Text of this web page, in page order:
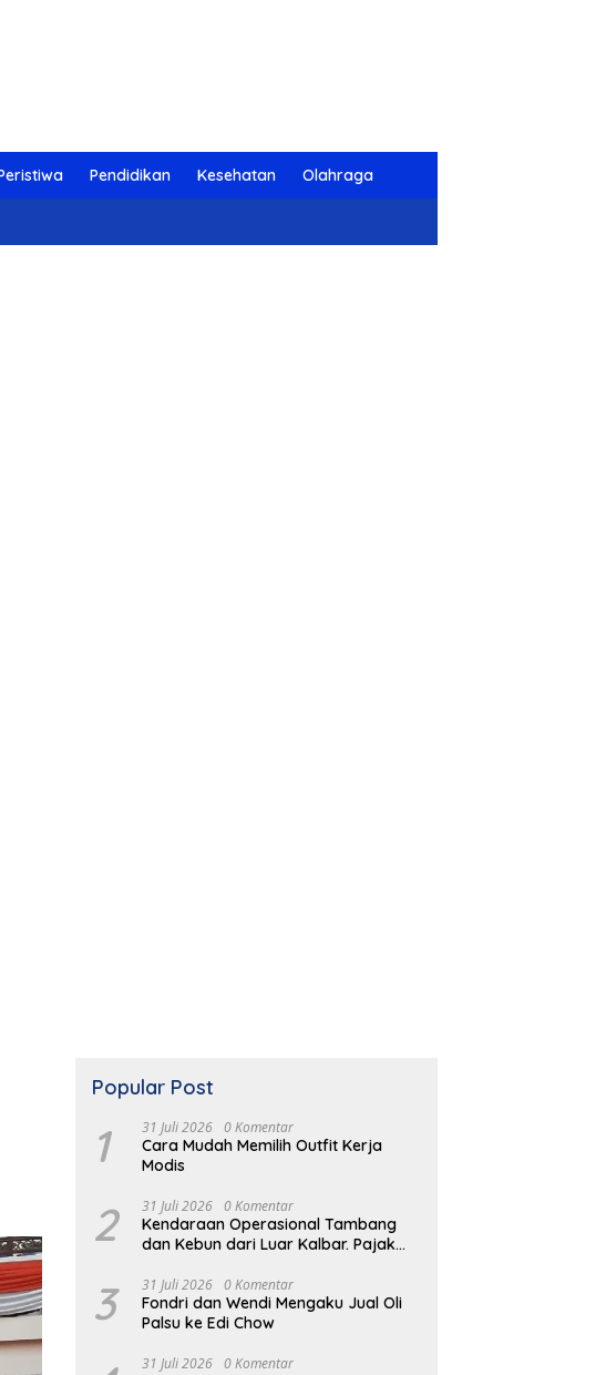
Pendidikan Kesehatan Olahraga
Popular Post
1 31 Juli 2026 0 Komentar
Cara Mudah Memilih Outfit Kerja
Modis
2 31 Juli 2026 0 Komentar
Kendaraan Operasional Tambang
dan Kebun dari Luar Kalbar. Pajak
3 31 Juli 2026 0 Komentar
Fondri dan Wendi Mengaku Jual Oli
Palsu ke Edi Chow
31 Juli 2026 0 Komentar